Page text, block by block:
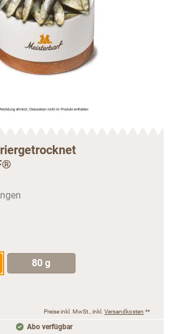
80 g
Preise inkl. MwSt., inkl. Versandkosten **
Abo verfügbar